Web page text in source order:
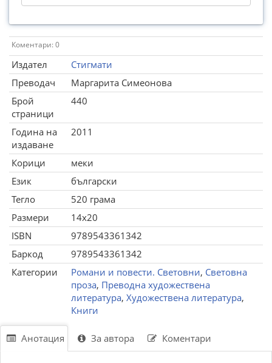
Коментари: 0
Издател
Стигмати
Преводач
Маргарита Симеонова
Брой
страници
440
Година на
издаване
2011
Корици
меки
Език
български
Тегло
520 грама
Размери
14x20
ISBN
9789543361342
Баркод
9789543361342
Категории
Романи и повести. Световни, Световна
проза, Преводна художествена
литература, Художествена литература,
Книги
Анотация За автора Коментари